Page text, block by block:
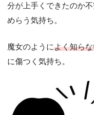
分が上手くできたのか
めらう気持ち。
魔女のようによく知ら
に傷つく気持ち。